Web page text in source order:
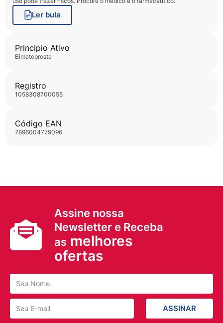
Ler bula
Principio Ativo
bimatoprosta
Registro
1058308700055
Código EAN
7896004779096
Assine nossa
Newsletter e Receba
as melhores
ofertas
ASSINAR